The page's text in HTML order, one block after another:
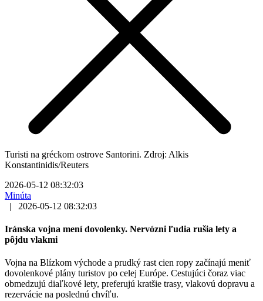
Turisti na gréckom ostrove Santorini. Zdroj: Alkis
Konstantinidis/Reuters
2026-05-12 08:32:03
Minúta
|
2026-05-12 08:32:03
Iránska vojna mení dovolenky. Nervózni ľudia rušia lety a
pôjdu vlakmi
Vojna na Blízkom východe a prudký rast cien ropy začínajú meniť
dovolenkové plány turistov po celej Európe. Cestujúci čoraz viac
obmedzujú diaľkové lety, preferujú kratšie trasy, vlakovú dopravu a
rezervácie na poslednú chvíľu.